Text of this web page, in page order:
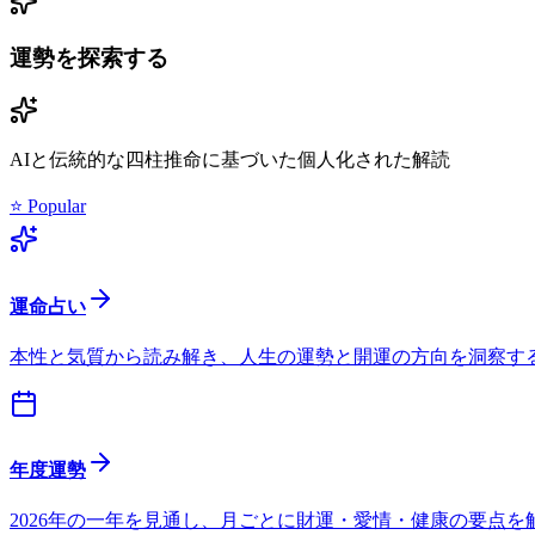
運勢を探索する
AIと伝統的な四柱推命に基づいた個人化された解読
⭐ Popular
運命占い
本性と気質から読み解き、人生の運勢と開運の方向を洞察す
年度運勢
2026年の一年を見通し、月ごとに財運・愛情・健康の要点を